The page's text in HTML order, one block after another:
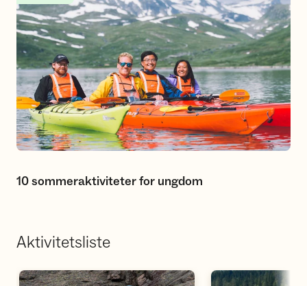
10 sommeraktiviteter for ungdom
Aktivitetsliste